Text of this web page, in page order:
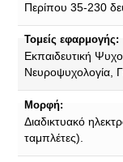
Περίπου 35-230
Τομείς εφαρμογής:
Εκπαιδευτική
Νευροψυχολογία,
Μορφή:
Διαδικτυακό
ταμπλέτες).